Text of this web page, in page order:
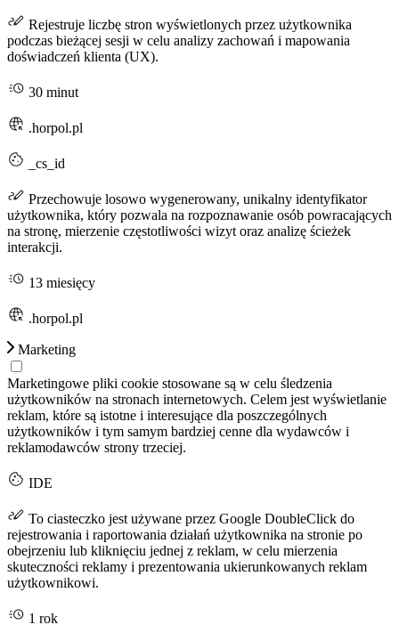
Rejestruje liczbę stron wyświetlonych przez użytkownika
podczas bieżącej sesji w celu analizy zachowań i mapowania
doświadczeń klienta (UX).
30 minut
.horpol.pl
_cs_id
Przechowuje losowo wygenerowany, unikalny identyfikator
użytkownika, który pozwala na rozpoznawanie osób powracających
na stronę, mierzenie częstotliwości wizyt oraz analizę ścieżek
interakcji.
13 miesięcy
.horpol.pl
Marketing
Marketingowe pliki cookie stosowane są w celu śledzenia
użytkowników na stronach internetowych. Celem jest wyświetlanie
reklam, które są istotne i interesujące dla poszczególnych
użytkowników i tym samym bardziej cenne dla wydawców i
reklamodawców strony trzeciej.
IDE
To ciasteczko jest używane przez Google DoubleClick do
rejestrowania i raportowania działań użytkownika na stronie po
obejrzeniu lub kliknięciu jednej z reklam, w celu mierzenia
skuteczności reklamy i prezentowania ukierunkowanych reklam
użytkownikowi.
1 rok